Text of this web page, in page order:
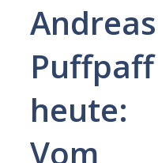
Andreas
Puffpaff
heute:
Vom